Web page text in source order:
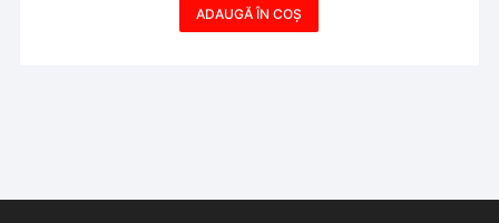
ADAUGĂ ÎN COȘ